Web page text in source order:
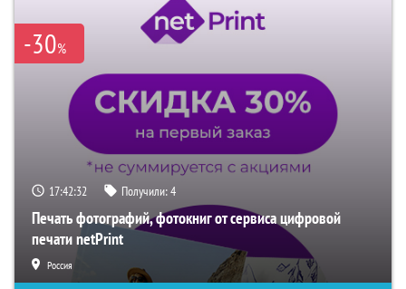
-30%
17:42:32 Получили:4
Печать фотографий, фотокниг от сервиса цифровой
печати netPrint
Россия